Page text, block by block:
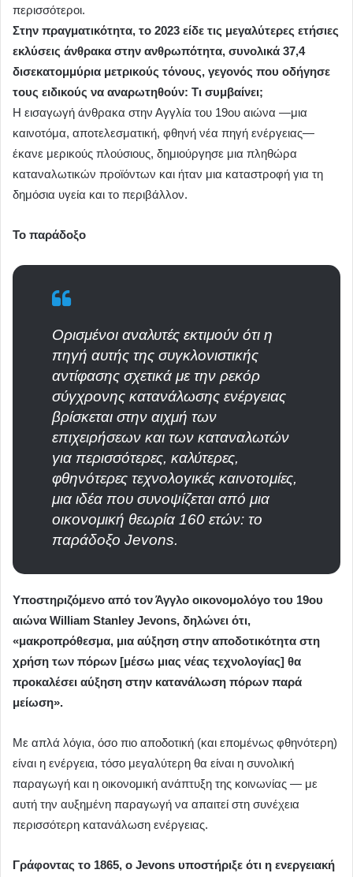
περισσότεροι.
Στην πραγματικότητα, το 2023 είδε τις μεγαλύτερες ετήσιες
εκλύσεις άνθρακα στην ανθρωπότητα, συνολικά 37,4
δισεκατομμύρια μετρικούς τόνους, γεγονός που οδήγησε
τους ειδικούς να αναρωτηθούν: Τι συμβαίνει;
Η εισαγωγή άνθρακα στην Αγγλία του 19ου αιώνα —μια
καινοτόμα, αποτελεσματική, φθηνή νέα πηγή ενέργειας—
έκανε μερικούς πλούσιους, δημιούργησε μια πληθώρα
καταναλωτικών προϊόντων και ήταν μια καταστροφή για τη
δημόσια υγεία και το περιβάλλον.
Το παράδοξο
Ορισμένοι αναλυτές εκτιμούν ότι η
πηγή αυτής της συγκλονιστικής
αντίφασης σχετικά με την ρεκόρ
σύγχρονης κατανάλωσης ενέργειας
βρίσκεται στην αιχμή των
επιχειρήσεων και των καταναλωτών
για περισσότερες, καλύτερες,
φθηνότερες τεχνολογικές καινοτομίες,
μια ιδέα που συνοψίζεται από μια
οικονομική θεωρία 160 ετών: το
παράδοξο Jevons.
Υποστηριζόμενο από τον Άγγλο οικονομολόγο του 19ου
αιώνα William Stanley Jevons, δηλώνει ότι,
«μακροπρόθεσμα, μια αύξηση στην αποδοτικότητα στη
χρήση των πόρων [μέσω μιας νέας τεχνολογίας] θα
προκαλέσει αύξηση στην κατανάλωση πόρων παρά
μείωση».
Με απλά λόγια, όσο πιο αποδοτική (και επομένως φθηνότερη)
είναι η ενέργεια, τόσο μεγαλύτερη θα είναι η συνολική
παραγωγή και η οικονομική ανάπτυξη της κοινωνίας — με
αυτή την αυξημένη παραγωγή να απαιτεί στη συνέχεια
περισσότερη κατανάλωση ενέργειας.
Γράφοντας το 1865, ο Jevons υποστήριξε ότι η ενεργειακή